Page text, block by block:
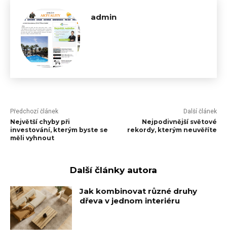
admin
Předchozí článek
Největší chyby při
investování, kterým byste se
měli vyhnout
Další článek
Nejpodivnější světové
rekordy, kterým neuvěříte
Další články autora
Jak kombinovat různé druhy
dřeva v jednom interiéru